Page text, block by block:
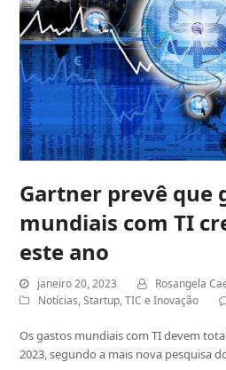
Gartner prevê que
mundiais com TI
este ano
janeiro 20, 2023
Rosangela
Notícias,Startup,TIC e Inovação
Os gastos mundiais com TI devem
2023, segundo a mais nova pesquisa